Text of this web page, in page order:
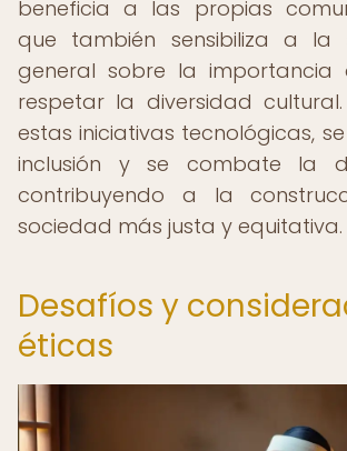
beneficia a las propias
que también sensibiliza a la
general sobre la
respetar la diversidad
estas iniciativas tecnológicas,
inclusión y se combate la
contribuyendo a la
sociedad más justa y equitativa.
Desafíos y
éticas